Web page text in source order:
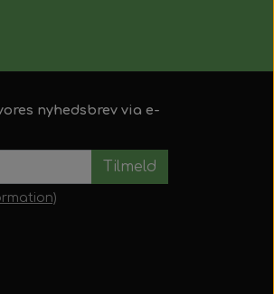
nyhedsbrev via e-
Tilmeld